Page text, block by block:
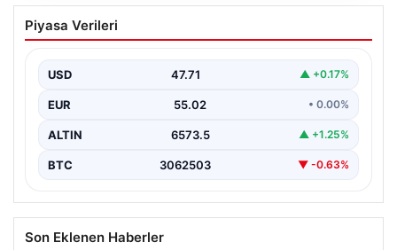
Fed faizi sabit tuttu
Piyasa Verileri
USD 47.71 ▲ +0.17%
EUR 55.02 • 0.00%
ALTIN 6573.5 ▲ +1.25%
BTC 3062503 ▼ -0.63%
Son Eklenen Haberler